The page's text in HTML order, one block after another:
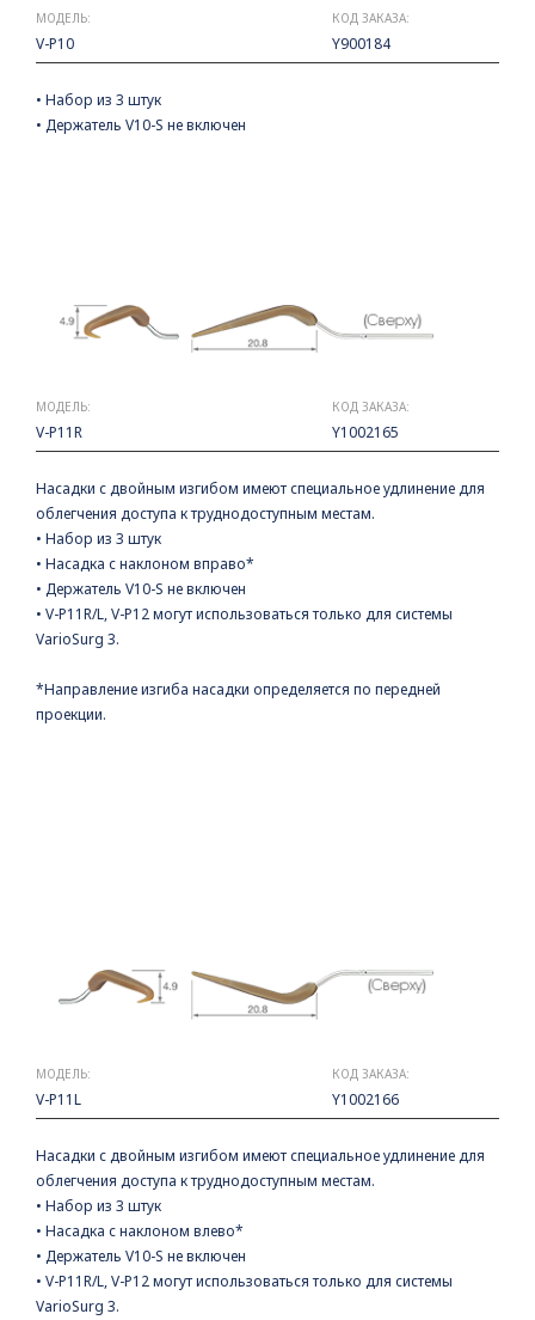
МОДЕЛЬ:
V-P10
КОД ЗАКАЗА:
Y900184
• Набор из 3 штук
• Держатель V10-S не включен
МОДЕЛЬ:
V-P11R
КОД ЗАКАЗА:
Y1002165
Насадки с двойным изгибом имеют специальное удлинение для
облегчения доступа к труднодоступным местам.
• Набор из 3 штук
• Насадка с наклоном вправо*
• Держатель V10-S не включен
• V-P11R/L, V-P12 могут использоваться только для системы
VarioSurg 3.
*Направление изгиба насадки определяется по передней
проекции.
МОДЕЛЬ:
V-P11L
КОД ЗАКАЗА:
Y1002166
Насадки с двойным изгибом имеют специальное удлинение для
облегчения доступа к труднодоступным местам.
• Набор из 3 штук
• Насадка с наклоном влево*
• Держатель V10-S не включен
• V-P11R/L, V-P12 могут использоваться только для системы
VarioSurg 3.